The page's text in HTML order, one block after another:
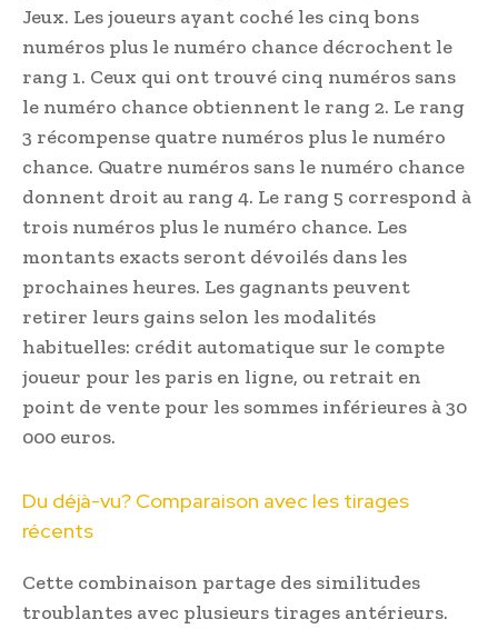
Jeux. Les joueurs ayant coché les cinq bons
numéros plus le numéro chance décrochent le
rang 1. Ceux qui ont trouvé cinq numéros sans
le numéro chance obtiennent le rang 2. Le rang
3 récompense quatre numéros plus le numéro
chance. Quatre numéros sans le numéro chance
donnent droit au rang 4. Le rang 5 correspond à
trois numéros plus le numéro chance. Les
montants exacts seront dévoilés dans les
prochaines heures. Les gagnants peuvent
retirer leurs gains selon les modalités
habituelles: crédit automatique sur le compte
joueur pour les paris en ligne, ou retrait en
point de vente pour les sommes inférieures à 30
000 euros.
Du déjà-vu? Comparaison avec les tirages
récents
Cette combinaison partage des similitudes
troublantes avec plusieurs tirages antérieurs.